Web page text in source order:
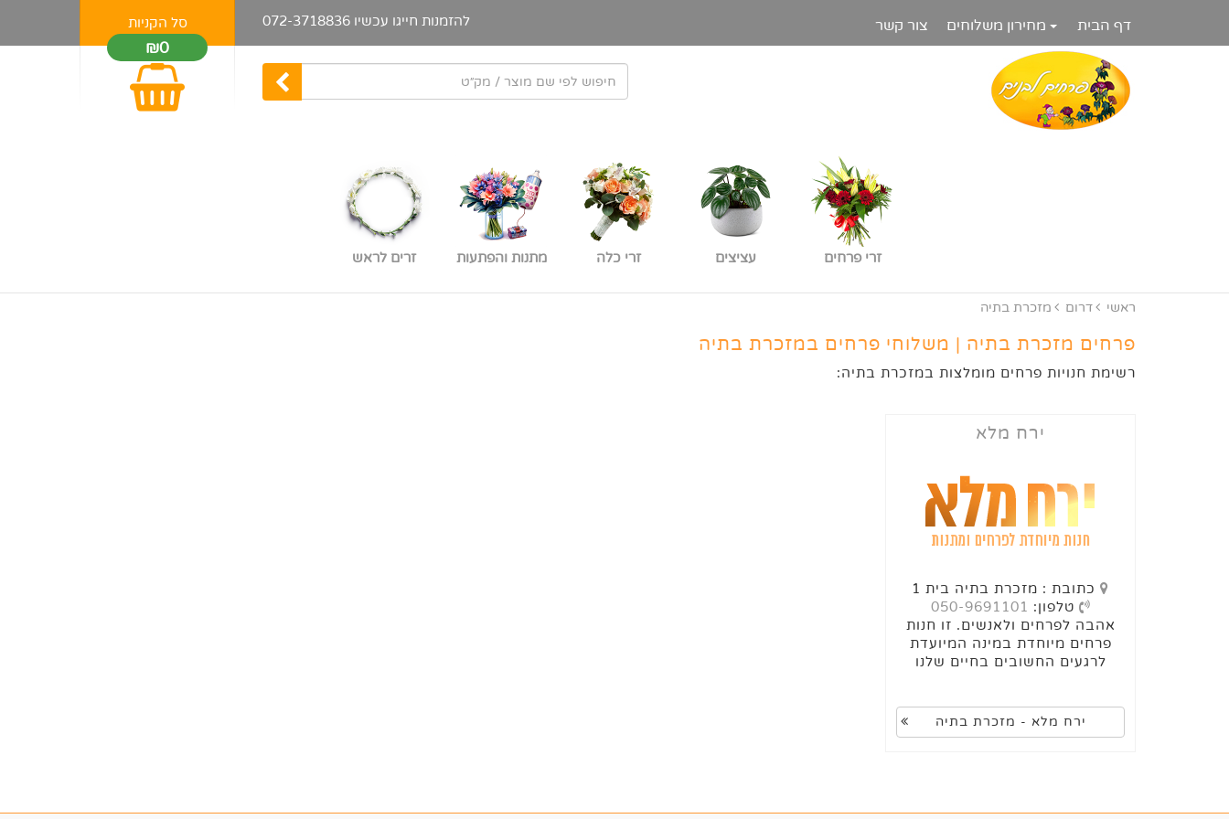
סל הקניות
₪0
להזמנות חייגו עכשיו 072-3718836 דף הבית מחירון משלוחים צור קשר
זרי פרחים עציצים זרי כלה מתנות והפתעות זרים לראש
ראשי דרום מזכרת בתיה
פרחים מזכרת בתיה | משלוחי פרחים במזכרת בתיה
רשימת חנויות פרחים מומלצות במזכרת בתיה:
ירח מלא
כתובת : מזכרת בתיה בית 1
טלפון: 050-9691101
אהבה לפרחים ולאנשים. זו חנות
פרחים מיוחדת במינה המיועדת
לרגעים החשובים בחיים שלנו
ירח מלא - מזכרת בתיה